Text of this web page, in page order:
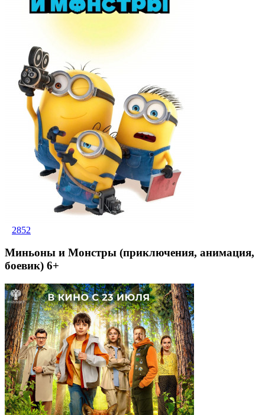
2852
Миньоны и Монстры (приключения, анимация,
боевик) 6+